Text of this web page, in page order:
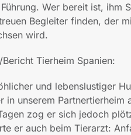
Wer bereit ist, ihm
Begleiter finden, der
wird.
Tierheim Spanien:
und lebenslustiger
in unserem
zog er sich jedoch
er auch beim Tierarzt: